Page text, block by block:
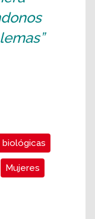
biológicas
Mujeres